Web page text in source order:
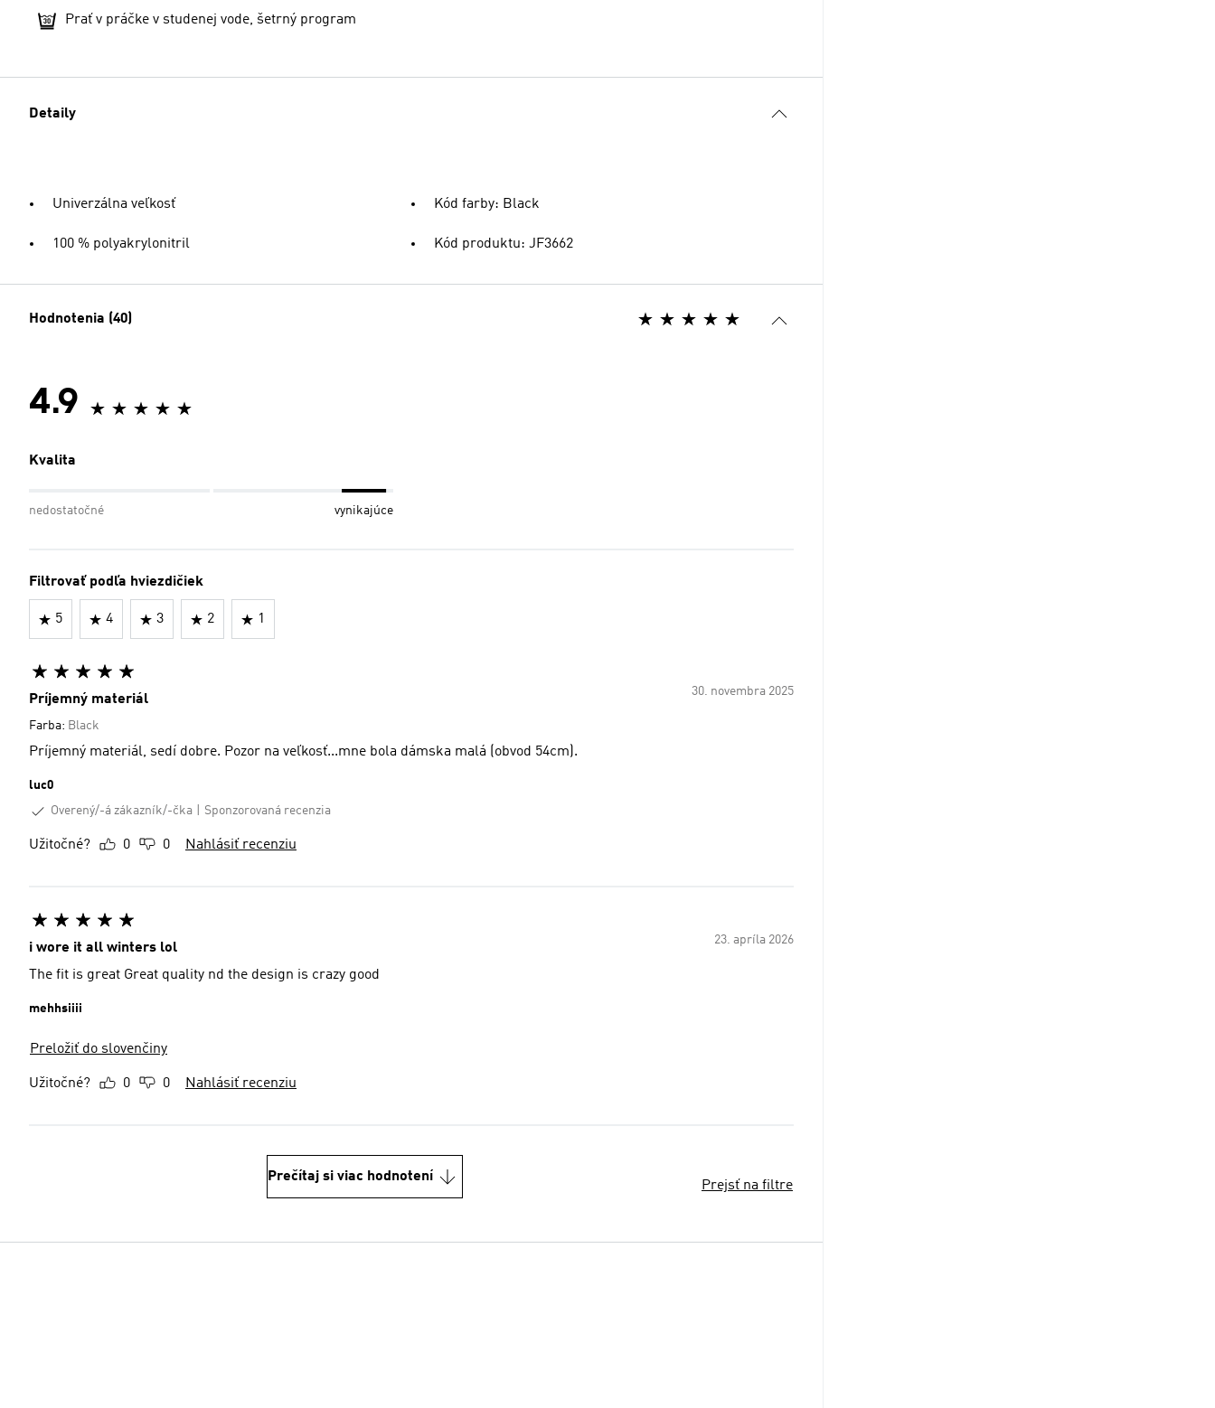
Prať v práčke v studenej vode, šetrný program
Detaily
Univerzálna veľkosť
100 % polyakrylonitril
Kód farby: Black
Kód produktu: JF3662
Hodnotenia (40)
4.9
Kvalita
nedostatočné vynikajúce
Filtrovať podľa hviezdičiek
5 4 3 2 1
30. novembra 2025
Príjemný materiál
Farba: Black
Príjemný materiál, sedí dobre. Pozor na veľkosť...mne bola dámska malá (obvod 54cm).
luc0
Overený/-á zákazník/-čka
Sponzorovaná recenzia
Užitočné? 0 0 Nahlásiť recenziu
23. apríla 2026
i wore it all winters lol
The fit is great Great quality nd the design is crazy good
mehhsiiii
Preložiť do slovenčiny
Užitočné? 0 0 Nahlásiť recenziu
Prečítaj si viac hodnotení
Prejsť na filtre